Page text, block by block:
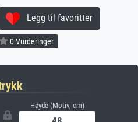
Legg til favoritter
0 Vurderinger
Høyde (Motiv, cm)